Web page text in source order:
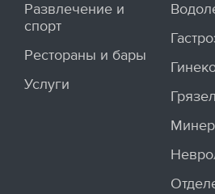
Развлечение и
спорт
Рестораны и бары
Услуги